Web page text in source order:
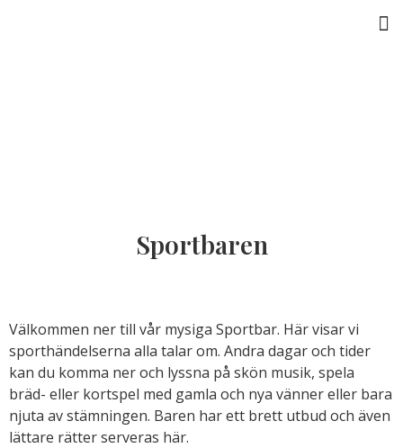
Sportbaren
Välkommen ner till vår mysiga Sportbar. Här visar vi
sporthändelserna alla talar om. Andra dagar och tider
kan du komma ner och lyssna på skön musik, spela
bräd- eller kortspel med gamla och nya vänner eller bara
njuta av stämningen. Baren har ett brett utbud och även
lättare rätter serveras här.